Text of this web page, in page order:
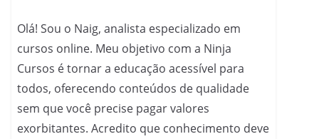
Olá! Sou o Naig, analista especializado em
cursos online. Meu objetivo com a Ninja
Cursos é tornar a educação acessível para
todos, oferecendo conteúdos de qualidade
sem que você precise pagar valores
exorbitantes. Acredito que conhecimento deve